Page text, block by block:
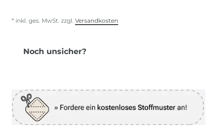
* inkl. ges. MwSt. zzgl. Versandkosten
Noch unsicher?